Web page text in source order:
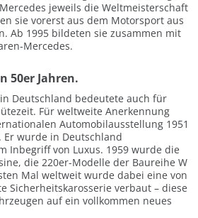
jeweils die Weltmeisterschaft
sie vorerst aus dem Motorsport aus
Ab 1995 bildeten sie zusammen mit
Mercedes.
50er Jahren.
Deutschland bedeutete auch für
Für weltweite Anerkennung
Automobilausstellung 1951
Er wurde in Deutschland
Inbegriff von Luxus. 1959 wurde die
die 220er-Modelle der Baureihe W
Mal weltweit wurde dabei eine von
Sicherheitskarosserie verbaut – diese
auf ein vollkommen neues